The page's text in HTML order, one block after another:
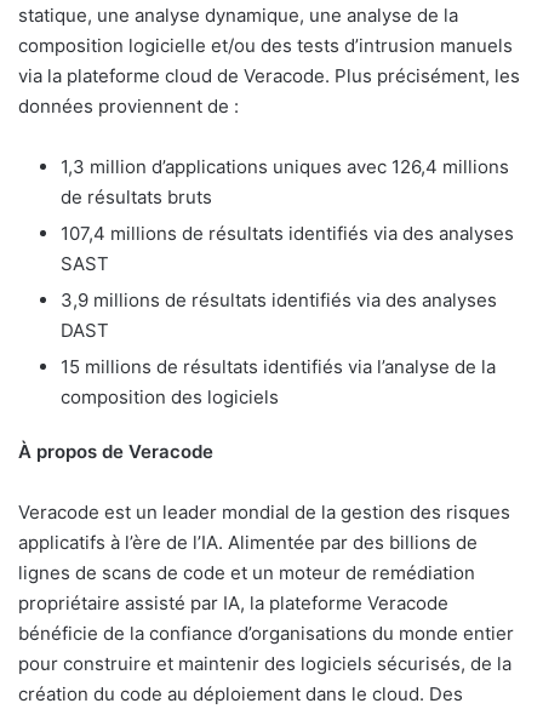
statique, une analyse dynamique, une analyse de la
composition logicielle et/ou des tests d’intrusion manuels
via la plateforme cloud de Veracode. Plus précisément, les
données proviennent de :
1,3 million d’applications uniques avec 126,4 millions
de résultats bruts
107,4 millions de résultats identifiés via des analyses
SAST
3,9 millions de résultats identifiés via des analyses
DAST
15 millions de résultats identifiés via l’analyse de la
composition des logiciels
À propos de Veracode
Veracode est un leader mondial de la gestion des risques
applicatifs à l’ère de l’IA. Alimentée par des billions de
lignes de scans de code et un moteur de remédiation
propriétaire assisté par IA, la plateforme Veracode
bénéficie de la confiance d’organisations du monde entier
pour construire et maintenir des logiciels sécurisés, de la
création du code au déploiement dans le cloud. Des